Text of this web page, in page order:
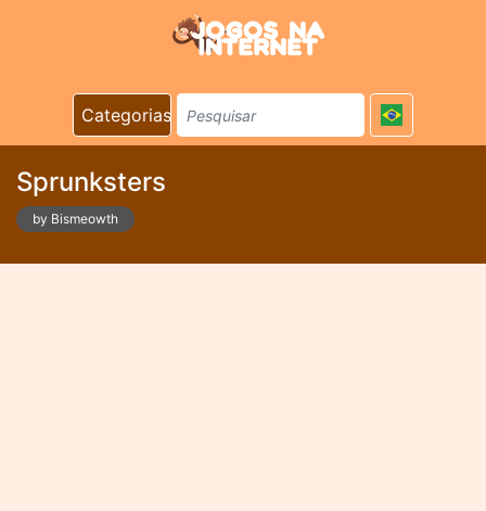
Categorias
Sprunksters
by Bismeowth